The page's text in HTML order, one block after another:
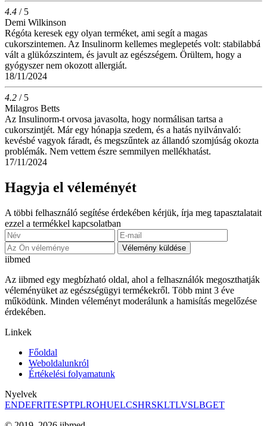
4.4 / 5
Demi Wilkinson
Régóta keresek egy olyan terméket, ami segít a magas
cukorszintemen. Az Insulinorm kellemes meglepetés volt: stabilabbá
vált a glükózszintem, és javult az egészségem. Örültem, hogy a
gyógyszer nem okozott allergiát.
18/11/2024
4.2 / 5
Milagros Betts
Az Insulinorm-t orvosa javasolta, hogy normálisan tartsa a
cukorszintjét. Már egy hónapja szedem, és a hatás nyilvánvaló:
kevésbé vagyok fáradt, és megszűntek az állandó szomjúság okozta
problémák. Nem vettem észre semmilyen mellékhatást.
17/11/2024
Hagyja el véleményét
A többi felhasználó segítése érdekében kérjük, írja meg tapasztalatait
ezzel a termékkel kapcsolatban
Vélemény küldése
iibmed
Az iibmed egy megbízható oldal, ahol a felhasználók megoszthatják
véleményüket az egészségügyi termékekről. Több mint 3 éve
működünk. Minden véleményt moderálunk a hamisítás megelőzése
érdekében.
Linkek
Főoldal
Weboldalunkról
Értékelési folyamatunk
Nyelvek
ENDEFRITESPTPLROHUELCSHRSKLTLVSLBGET